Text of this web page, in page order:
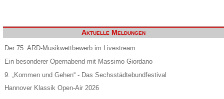
Aktuelle Meldungen
Der 75. ARD-Musikwettbewerb im Livestream
Ein besonderer Opernabend mit Massimo Giordano
9. „Kommen und Gehen“ - Das Sechsstädtebundfestival
Hannover Klassik Open-Air 2026